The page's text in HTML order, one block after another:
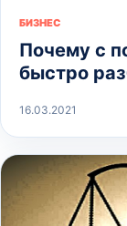
БИЗНЕС
Почему с
быстро
16.03.2021